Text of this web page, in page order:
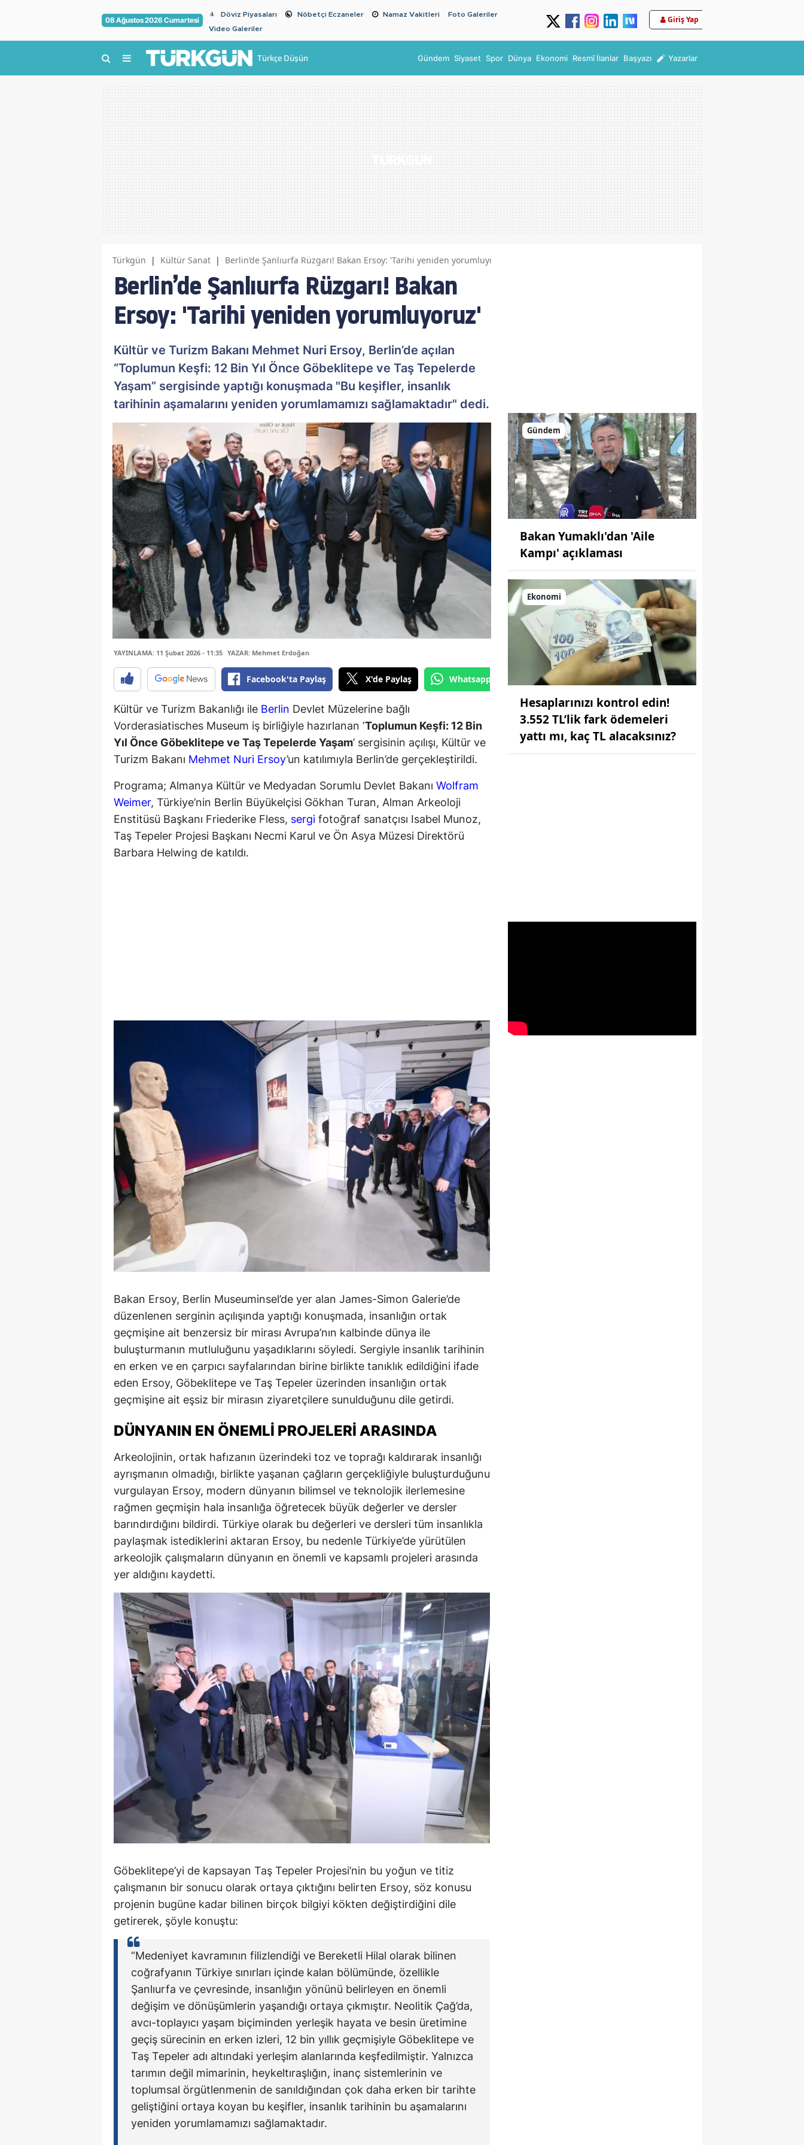
08 Ağustos 2026 Cumartesi
Döviz Piyasaları Nöbetçi Eczaneler Namaz Vakitleri
Foto Galeriler
Video Galeriler
Giriş Yap
Türkçe Düşün Gündem Siyaset Spor Dünya Ekonomi Resmî İlanlar Başyazı Yazarlar
Türkgün | Kültür Sanat | Berlin’de Şanlıurfa Rüzgarı! Bakan Ersoy: 'Tarihi yeniden yorumluyoruz'
Berlin’de Şanlıurfa Rüzgarı! Bakan
Ersoy: 'Tarihi yeniden yorumluyoruz'
Kültür ve Turizm Bakanı Mehmet Nuri Ersoy, Berlin’de açılan
“Toplumun Keşfi: 12 Bin Yıl Önce Göbeklitepe ve Taş Tepelerde
Yaşam” sergisinde yaptığı konuşmada "Bu keşifler, insanlık
tarihinin aşamalarını yeniden yorumlamamızı sağlamaktadır" dedi.
YAYINLAMA: 11 Şubat 2026 - 11:35 YAZAR: Mehmet Erdoğan
Facebook'ta Paylaş X'de Paylaş Whatsapp'tan Gönder
Kültür ve Turizm Bakanlığı ile Berlin Devlet Müzelerine bağlı
Vorderasiatisches Museum iş birliğiyle hazırlanan ‘Toplumun Keşfi: 12 Bin
Yıl Önce Göbeklitepe ve Taş Tepelerde Yaşam’ sergisinin açılışı, Kültür ve
Turizm Bakanı Mehmet Nuri Ersoy’un katılımıyla Berlin’de gerçekleştirildi.
Programa; Almanya Kültür ve Medyadan Sorumlu Devlet Bakanı Wolfram
Weimer, Türkiye’nin Berlin Büyükelçisi Gökhan Turan, Alman Arkeoloji
Enstitüsü Başkanı Friederike Fless, sergi fotoğraf sanatçısı Isabel Munoz,
Taş Tepeler Projesi Başkanı Necmi Karul ve Ön Asya Müzesi Direktörü
Barbara Helwing de katıldı.
Bakan Ersoy, Berlin Museuminsel’de yer alan James-Simon Galerie’de
düzenlenen serginin açılışında yaptığı konuşmada, insanlığın ortak
geçmişine ait benzersiz bir mirası Avrupa’nın kalbinde dünya ile
buluşturmanın mutluluğunu yaşadıklarını söyledi. Sergiyle insanlık tarihinin
en erken ve en çarpıcı sayfalarından birine birlikte tanıklık edildiğini ifade
eden Ersoy, Göbeklitepe ve Taş Tepeler üzerinden insanlığın ortak
geçmişine ait eşsiz bir mirasın ziyaretçilere sunulduğunu dile getirdi.
DÜNYANIN EN ÖNEMLI PROJELERI ARASINDA
Arkeolojinin, ortak hafızanın üzerindeki toz ve toprağı kaldırarak insanlığı
ayrışmanın olmadığı, birlikte yaşanan çağların gerçekliğiyle buluşturduğunu
vurgulayan Ersoy, modern dünyanın bilimsel ve teknolojik ilerlemesine
rağmen geçmişin hala insanlığa öğretecek büyük değerler ve dersler
barındırdığını bildirdi. Türkiye olarak bu değerleri ve dersleri tüm insanlıkla
paylaşmak istediklerini aktaran Ersoy, bu nedenle Türkiye’de yürütülen
arkeolojik çalışmaların dünyanın en önemli ve kapsamlı projeleri arasında
yer aldığını kaydetti.
Göbeklitepe’yi de kapsayan Taş Tepeler Projesi’nin bu yoğun ve titiz
çalışmanın bir sonucu olarak ortaya çıktığını belirten Ersoy, söz konusu
projenin bugüne kadar bilinen birçok bilgiyi kökten değiştirdiğini dile
getirerek, şöyle konuştu:
“Medeniyet kavramının filizlendiği ve Bereketli Hilal olarak bilinen
coğrafyanın Türkiye sınırları içinde kalan bölümünde, özellikle
Şanlıurfa ve çevresinde, insanlığın yönünü belirleyen en önemli
değişim ve dönüşümlerin yaşandığı ortaya çıkmıştır. Neolitik Çağ’da,
avcı-toplayıcı yaşam biçiminden yerleşik hayata ve besin üretimine
geçiş sürecinin en erken izleri, 12 bin yıllık geçmişiyle Göbeklitepe ve
Taş Tepeler adı altındaki yerleşim alanlarında keşfedilmiştir. Yalnızca
tarımın değil mimarinin, heykeltıraşlığın, inanç sistemlerinin ve
toplumsal örgütlenmenin de sanıldığından çok daha erken bir tarihte
geliştiğini ortaya koyan bu keşifler, insanlık tarihinin bu aşamalarını
yeniden yorumlamamızı sağlamaktadır.
Gündem
Bakan Yumaklı'dan 'Aile
Kampı' açıklaması
Ekonomi
Hesaplarınızı kontrol edin!
3.552 TL’lik fark ödemeleri
yattı mı, kaç TL alacaksınız?